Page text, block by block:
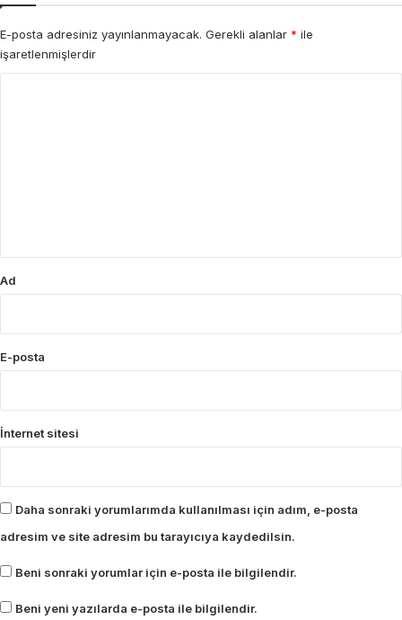
E-posta adresiniz yayınlanmayacak. Gerekli alanlar * ile
işaretlenmişlerdir
Ad
E-posta
İnternet sitesi
Daha sonraki yorumlarımda kullanılması için adım, e-posta
adresim ve site adresim bu tarayıcıya kaydedilsin.
Beni sonraki yorumlar için e-posta ile bilgilendir.
Beni yeni yazılarda e-posta ile bilgilendir.